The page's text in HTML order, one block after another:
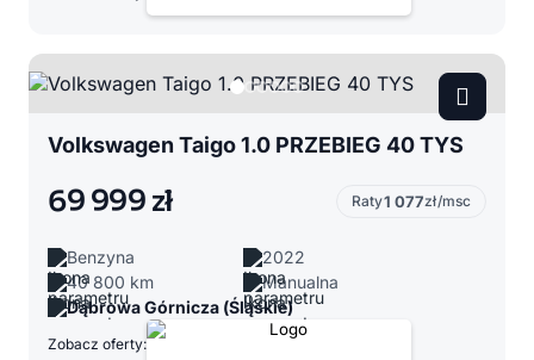
Volkswagen Taigo 1.0 PRZEBIEG 40 TYS
69 999 zł Raty1 077zł/msc
Benzyna
2022
40 800 km
Manualna
Dąbrowa Górnicza (Śląskie)
Zobacz oferty: